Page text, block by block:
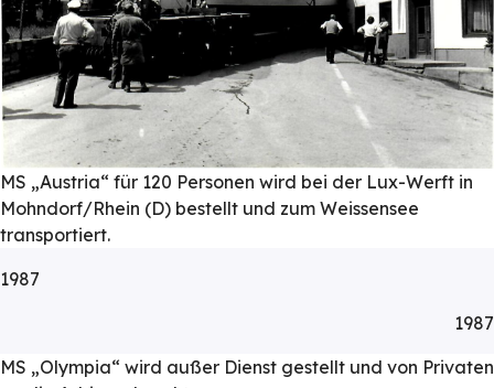
MS „Austria“ für 120 Personen wird bei der Lux-Werft in
Mohndorf/Rhein (D) bestellt und zum Weissensee
transportiert.
1987
1987
MS „Olympia“ wird außer Dienst gestellt und von Privaten